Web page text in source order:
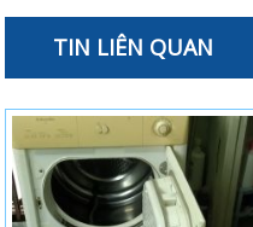
TIN LIÊN QUAN